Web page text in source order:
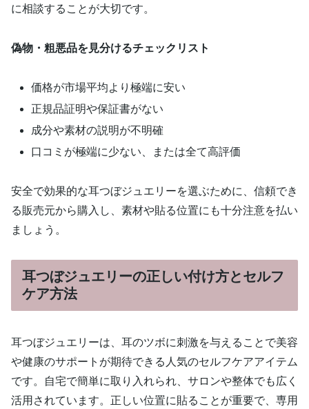
に相談することが大切です。
偽物・粗悪品を見分けるチェックリスト
価格が市場平均より極端に安い
正規品証明や保証書がない
成分や素材の説明が不明確
口コミが極端に少ない、または全て高評価
安全で効果的な耳つぼジュエリーを選ぶために、信頼でき
る販売元から購入し、素材や貼る位置にも十分注意を払い
ましょう。
耳つぼジュエリーの正しい付け方とセルフ
ケア方法
耳つぼジュエリーは、耳のツボに刺激を与えることで美容
や健康のサポートが期待できる人気のセルフケアアイテム
です。自宅で簡単に取り入れられ、サロンや整体でも広く
活用されています。正しい位置に貼ることが重要で、専用